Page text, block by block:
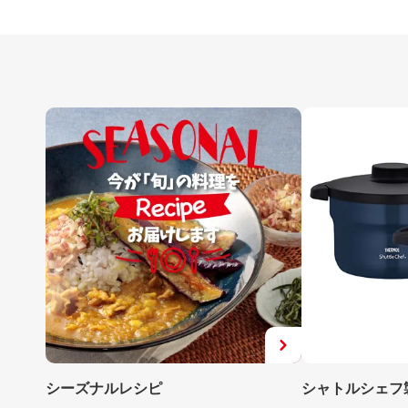
シーズナルレシピ シャトルシェフ